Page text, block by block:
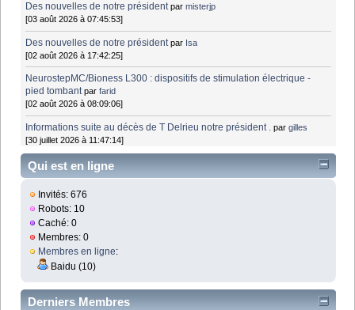
Des nouvelles de notre président parmisterjp
[03 août 2026 à 07:45:53]
Des nouvelles de notre président par Isa
[02 août 2026 à 17:42:25]
NeurostepMC/Bioness L300 : dispositifs de stimulation électrique -
pied tombant parfarid
[02 août 2026 à 08:09:06]
Informations suite au décès de T Delrieu notre président . pargilles
[30 juillet 2026 à 11:47:14]
Qui est en ligne
Invités: 676
Robots: 10
Caché: 0
Membres: 0
Membres en ligne:
Baidu (10)
Derniers Membres